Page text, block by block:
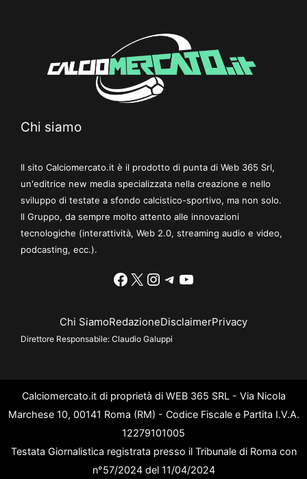
Chi siamo
Il sito Calciomercato.it è il prodotto di punta di Web 365 Srl,
un'editrice new media specializzata nella creazione e nello
sviluppo di testate a sfondo calcistico-sportivo, ma non solo.
Il Gruppo, da sempre molto attento alle innovazioni
tecnologiche (interattività, Web 2.0, streaming audio e video,
podcasting, ecc.).
Facebook
X Instagram
Telegram
YouTube
Chi SiamoRedazioneDisclaimerPrivacy
Direttore Responsabile: Claudio Galuppi
Calciomercato.it di proprietà di WEB 365 SRL - Via Nicola
Marchese 10, 00141 Roma (RM) - Codice Fiscale e Partita I.V.A.
12279101005
Testata Giornalistica registrata presso il Tribunale di Roma con
n°57/2024 del 11/04/2024